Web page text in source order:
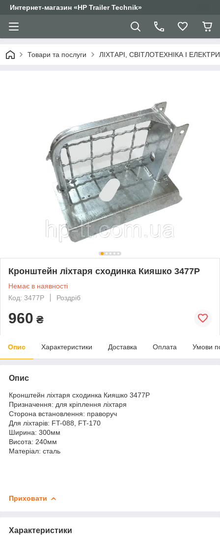
Интернет-магазин «HP Trailer Technik»
Товари та послуги ЛІХТАРІ, СВІТЛОТЕХНІКА І
Кронштейн ліхтаря сходинка Кияшко 3477P
Немає в наявності
Код: 3477P
Роздріб
960 ₴
Опис Характеристики Доставка Оплата Умови
Опис
Кронштейн ліхтаря сходинка Кияшко 3477P
Призначення: для кріплення ліхтаря
Сторона встановлення: праворуч
Для ліхтарів: FT-088, FT-170
Ширина: 300мм
Висота: 240мм
Матеріал: сталь
Приховати
Характеристики